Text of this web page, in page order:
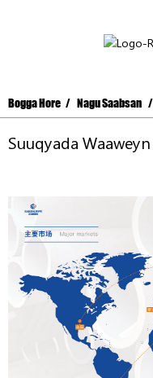
Bogga Hore Nagu Saabsan
Suuqyada Waaweyn